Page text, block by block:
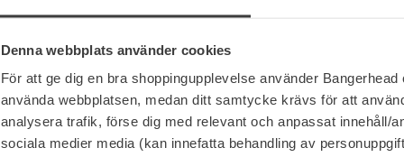
Denna webbplats använder cookies
För att ge dig en bra shoppingupplevelse använder
använda webbplatsen, medan ditt samtycke krävs för att
analysera trafik, förse dig med relevant och anpassat innehåll/
sociala medier media (kan innefatta behandling av